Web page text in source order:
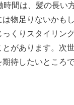
時間は、髪の長い
物足りないかも
くりスタイリン
があります。次
待したいところで